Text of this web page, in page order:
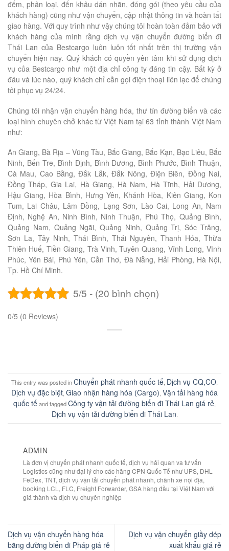
đếm, phân loại, đến khâu dán nhãn, đóng gói (theo yêu cầu của
khách hàng) cũng như vận chuyển, cập nhật thông tin và hoàn tất
giao hàng. Với quy trình như vậy chúng tôi hoàn toàn đảm bảo với
khách hàng của mình rằng dịch vụ vận chuyển đường biển đi
Thái Lan của Bestcargo luôn luôn tốt nhất trên thị trường vận
chuyển hiện nay. Quý khách có quyền yên tâm khi sử dụng dịch
vụ của Bestcargo như một địa chỉ công ty đáng tin cậy. Bất kỳ ở
đâu và lúc nào, quý khách chỉ cần gọi điện thoại liên lạc để chúng
tôi phục vụ 24/24.
Chúng tôi nhận vận chuyển hàng hóa, thư tín đường biển và các
loại hình chuyên chở khác từ Việt Nam tại 63 tỉnh thành Việt Nam
như:
An Giang, Bà Rịa – Vũng Tàu, Bắc Giang, Bắc Kạn, Bạc Liêu, Bắc
Ninh, Bến Tre, Bình Định, Bình Dương, Bình Phước, Bình Thuận,
Cà Mau, Cao Bằng, Đắk Lắk, Đắk Nông, Điện Biên, Đồng Nai,
Đồng Tháp, Gia Lai, Hà Giang, Hà Nam, Hà Tĩnh, Hải Dương,
Hậu Giang, Hòa Bình, Hưng Yên, Khánh Hòa, Kiên Giang, Kon
Tum, Lai Châu, Lâm Đồng, Lạng Sơn, Lào Cai, Long An, Nam
Định, Nghệ An, Ninh Bình, Ninh Thuận, Phú Thọ, Quảng Bình,
Quảng Nam, Quảng Ngãi, Quảng Ninh, Quảng Trị, Sóc Trăng,
Sơn La, Tây Ninh, Thái Bình, Thái Nguyên, Thanh Hóa, Thừa
Thiên Huế, Tiền Giang, Trà Vinh, Tuyên Quang, Vĩnh Long, Vĩnh
Phúc, Yên Bái, Phú Yên, Cần Thơ, Đà Nẵng, Hải Phòng, Hà Nội,
Tp. Hồ Chí Minh.
5/5 - (20 bình chọn)
0/5 (0 Reviews)
This entry was posted inChuyển phát nhanh quốc tế, Dịch vụ CQ,CO,
Dịch vụ đặc biệt, Giao nhận hàng hóa (Cargo), Vận tải hàng hóa
quốc tếand taggedCông ty vận tải đường biển đi Thái Lan giá rẻ,
Dịch vụ vận tải đường biển đi Thái Lan.
ADMIN
Là đơn vị chuyển phát nhanh quốc tế, dịch vụ hải quan va tư vấn
Logistics cũng như đại lý cho các hãng CPN Quốc Tế như UPS, DHL
FeDex, TNT, dịch vụ vận tải chuyển phát nhanh, chành xe nội địa,
booking LCL, FLC, Freight Forwarder, GSA hàng đầu tại Việt Nam với
giá thành và dịch vụ chuyên nghiệp
Dịch vụ vận chuyển hàng hóa
bằng đường biển đi Pháp giá rẻ
Dịch vụ vận chuyển giầy dép
xuất khẩu giá rẻ